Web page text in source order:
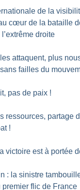
de la
cœur de la bataille
l’extrême droite
attaquent, plus
failles du
pas de paix !
ressources, partage
!
victoire est à portée
: la sinistre
flic de France